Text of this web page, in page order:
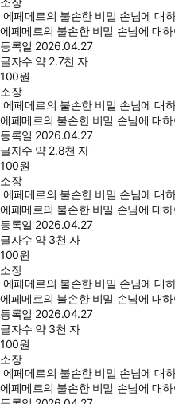
에페메르의 불손한 비밀 손님에 대
에페메르의 불손한 비밀 손님에 대
등록일 2026.04.27
글자수 약 2.7천 자
100원
소장
에페메르의 불손한 비밀 손님에 대
에페메르의 불손한 비밀 손님에 대
등록일 2026.04.27
글자수 약 2.8천 자
100원
소장
에페메르의 불손한 비밀 손님에 대
에페메르의 불손한 비밀 손님에 대
등록일 2026.04.27
글자수 약 3천 자
100원
소장
에페메르의 불손한 비밀 손님에 대
에페메르의 불손한 비밀 손님에 대
등록일 2026.04.27
글자수 약 3천 자
100원
소장
에페메르의 불손한 비밀 손님에 대
에페메르의 불손한 비밀 손님에 대